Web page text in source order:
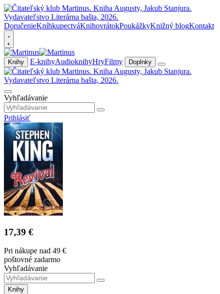
DoručenieKníhkupectváKnihovrátokPoukážkyKnižný blogKontakt
Knihy E-knihyAudioknihyHryFilmy Doplnky
Vyhľadávanie
Prihlásiť
17,39 €
Pri nákupe nad 49 €
poštovné zadarmo
Vyhľadávanie
Knihy